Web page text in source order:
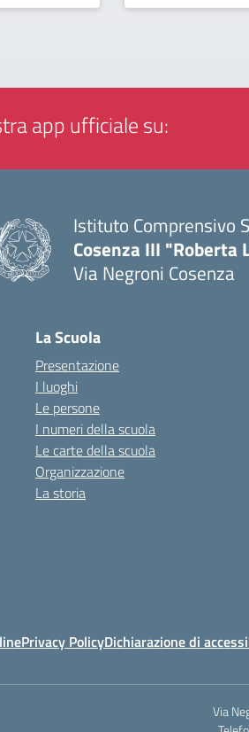
app ufficiale su:
Istituto Comprensivo
Cosenza III "Roberta
Via Negroni Cosenza
La Scuola
Presentazione
I luoghi
Le persone
I numeri della scuola
Le carte della scuola
Organizzazione
La storia
Privacy PolicyDichiarazione di
Via